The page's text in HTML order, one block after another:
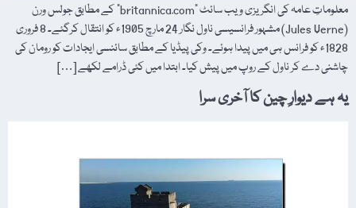
معلوماتِ عامہ کی انگریزی ویب سائٹ "britannica.com” کے مطابق جولس ورن
(Jules Verne) مشہور فرانسیسی ناول نگار 24 مارچ 1905ء کو انتقال کرگئے۔ 8 فروری
1828ء کو فرانس ہی میں پیدا ہوئے۔ وکی پیڈیا کے مطابق سائنسی ایجادات کو رومان کی
چاشنی دے کر ناول کے روپ میں پیش کیا۔ ابتدا میں کئی ڈرامے لکھے […]
یہ ہے دیوارِ چین کا آخری سرا